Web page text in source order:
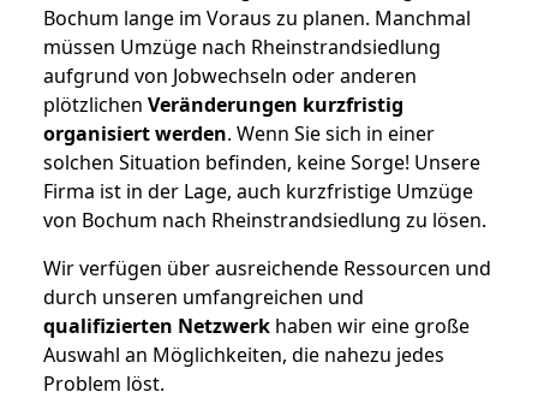
Bochum lange im Voraus zu planen. Manchmal
müssen Umzüge nach Rheinstrandsiedlung
aufgrund von Jobwechseln oder anderen
plötzlichen Veränderungen kurzfristig
organisiert werden. Wenn Sie sich in einer
solchen Situation befinden, keine Sorge! Unsere
Firma ist in der Lage, auch kurzfristige Umzüge
von Bochum nach Rheinstrandsiedlung zu lösen.
Wir verfügen über ausreichende Ressourcen und
durch unseren umfangreichen und
qualifizierten Netzwerk haben wir eine große
Auswahl an Möglichkeiten, die nahezu jedes
Problem löst.